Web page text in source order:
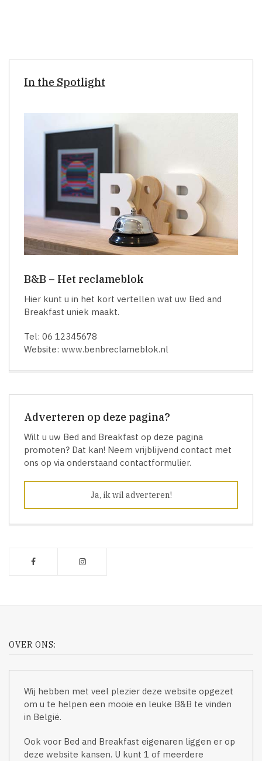
In the Spotlight
B&B – Het reclameblok
Hier kunt u in het kort vertellen wat uw Bed and
Breakfast uniek maakt.
Tel: 06 12345678
Website: www.benbreclameblok.nl
Adverteren op deze pagina?
Wilt u uw Bed and Breakfast op deze pagina
promoten? Dat kan! Neem vrijblijvend contact met
ons op via onderstaand contactformulier.
Ja, ik wil adverteren!
OVER ONS:
Wij hebben met veel plezier deze website opgezet
om u te helpen een mooie en leuke B&B te vinden
in België.
Ook voor Bed and Breakfast eigenaren liggen er op
deze website kansen. U kunt 1 of meerdere